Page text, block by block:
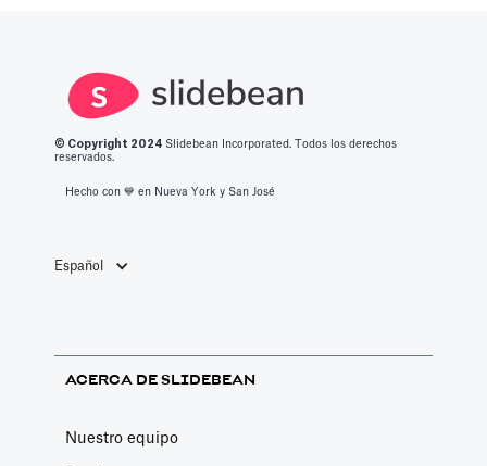
© Copyright 2 024 Slidebean Incorporated. Todos los derechos
reservados.
Hecho con 💙️ en Nueva York y San José
Español
ACERCA DE SLIDEBEAN
Nuestro equipo